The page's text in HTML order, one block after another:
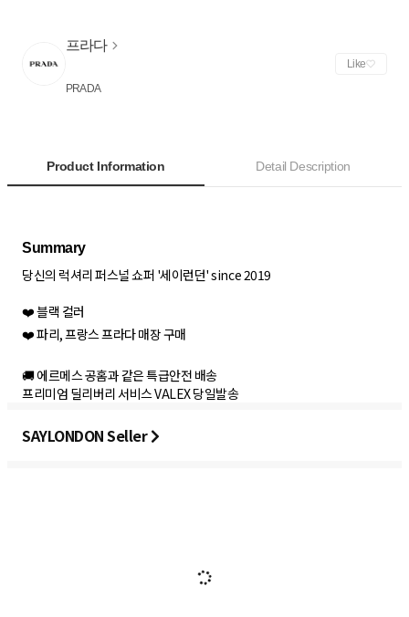
프라다
PRADA
Like
Product Information Detail Description
Summary
당신의 럭셔리 퍼스널 쇼퍼 '세이런던' since 2019
❤️ 블랙 컬러
❤️ 파리, 프랑스 프라다 매장 구매
🚚 에르메스 공홈과 같은 특급안전 배송
프리미엄 딜리버리 서비스 VALEX 당일발송
SAYLONDON Seller